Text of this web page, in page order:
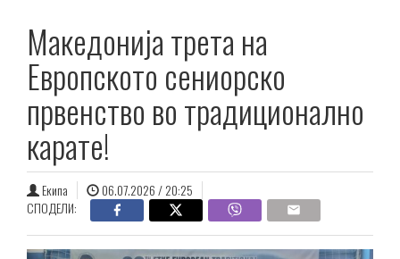
Македонија трета на
Европското сениорско
првенство во традиционално
карате!
Екипа
06.07.2026 / 20:25
СПОДЕЛИ: